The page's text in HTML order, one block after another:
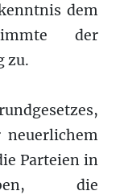
dem
der
zu.
Parteien in
die